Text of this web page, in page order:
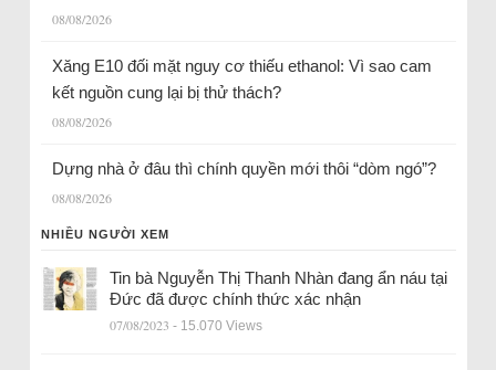
08/08/2026
Xăng E10 đối mặt nguy cơ thiếu ethanol: Vì sao cam
kết nguồn cung lại bị thử thách?
08/08/2026
Dựng nhà ở đâu thì chính quyền mới thôi “dòm ngó”?
08/08/2026
NHIỀU NGƯỜI XEM
Tin bà Nguyễn Thị Thanh Nhàn đang ẩn náu tại
Đức đã được chính thức xác nhận
07/08/2023 - 15.070 Views